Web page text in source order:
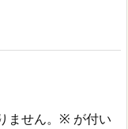
せん。 ※ が付い